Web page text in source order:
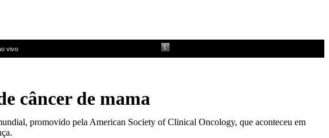
câncer de mama
promovido pela American Society of Clinical Oncology, que aconteceu em